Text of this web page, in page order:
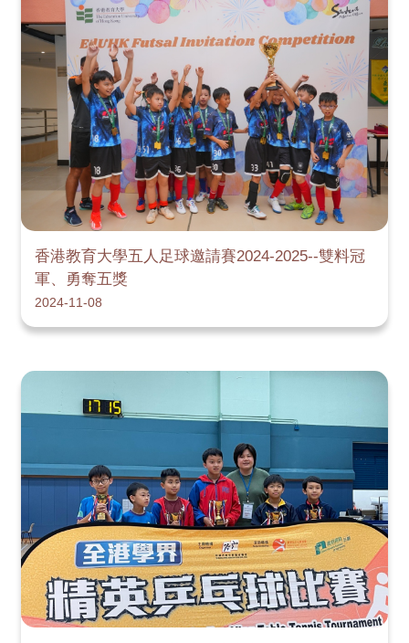
香港教育大學五人足球邀請賽2024-2025--雙料冠
軍、勇奪五獎
2024-11-08